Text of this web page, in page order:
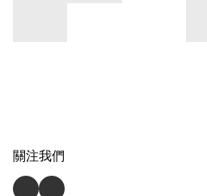
關注我們